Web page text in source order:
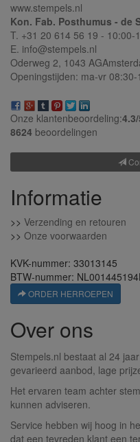
www.stempels.nl
Kon. Fab. Posthumus - de
T. +31 20 614 56 19 - 10:00-
E. info@stempels.nl
Oderweg 2, 1043 AG
Openingstijden: ma-vr 08:30-
Onze klantenbeoordeling:4.3/
8624 beoordelingen
Informatie
>> Verzending en retouren
>> Onze voorwaarden
KVK-nummer: 33013145
BTW-nummer:
ORDER HERROEPEN
Over ons
Stempels.nl bestaat al 24
gevarieerd aanbod, lage
Het ervaren team achter
kunnen adviseren.
Service hebben wij hoog in
dat een tevreden klant een